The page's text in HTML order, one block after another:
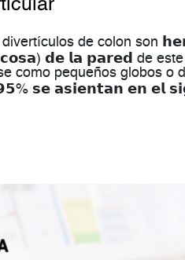
divertículos de colon son
𝗱𝗲 𝗹𝗮 𝗽𝗮𝗿𝗲𝗱 de este
como pequeños globos o
𝘀𝗲 𝗮𝘀𝗶𝗲𝗻𝘁𝗮𝗻 𝗲𝗻 𝗲𝗹